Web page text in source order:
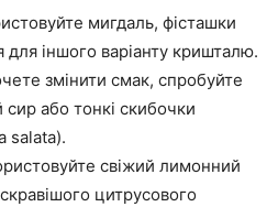
мигдаль, фісташки
для іншого варіанту кришталю.
змінити смак, спробуйте
або тонкі скибочки
salata).
свіжий лимонний
цитрусового